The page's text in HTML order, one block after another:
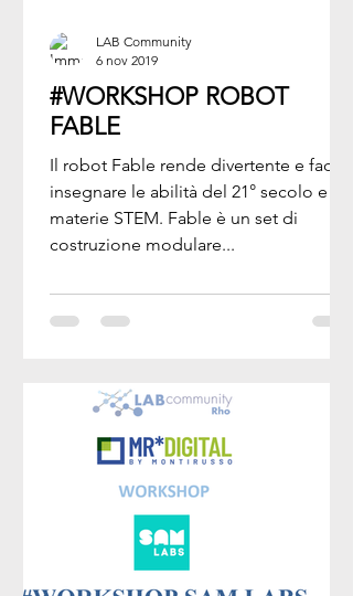
#WORKSHOP ROBOT
FABLE
Il robot Fable rende divertente e facile
insegnare le abilità del 21° secolo e le
materie STEM. Fable è un set di
costruzione modulare...
LAB Community
6 nov 2019